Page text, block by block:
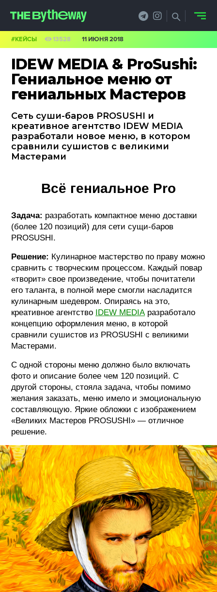
IDEW MEDIA & ProSushi:
Гениальное меню от
гениальных Мастеров
Сеть суши-баров PROSUSHI и
креативное агентство IDEW MEDIA
разработали новое меню, в котором
сравнили сушистов с великими
Мастерами
#КЕЙСЫ 13528 11 ИЮНЯ 2018
Всё гениальное Pro
Задача: разработать компактное меню доставки
(более 120 позиций) для сети сущи-баров
PROSUSHI.
Решение: Кулинарное мастерство по праву можно
сравнить с творческим процессом. Каждый повар
«творит» свое произведение, чтобы почитатели
его таланта, в полной мере смогли насладится
кулинарным шедевром. Опираясь на это,
креативное агентство IDEW MEDIAразработало
концепцию оформления меню, в которой
сравнили сушистов из PROSUSHI с великими
Мастерами.
С одной стороны меню должно было включать
фото и описание более чем 120 позиций. С
другой стороны, стояла задача, чтобы помимо
желания заказать, меню имело и эмоциональную
составляющую. Яркие обложки с изображением
«Великих Мастеров PROSUSHI» — отличное
решение.
PRO.ОБЗОР
КЕЙСЫ
ФИЛОСОФИЯ
КРЕАТИВА
ТИПОГРАФИКА
ИСТОРИИ БРЕНДОВ
О ПРОЕКТЕ
РЕКЛАМА